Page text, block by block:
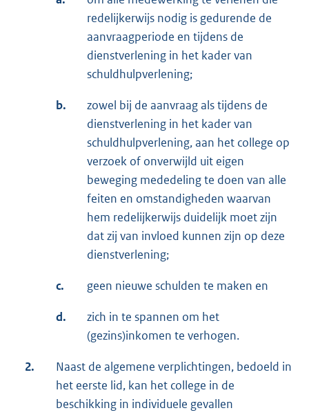
redelijkerwijs nodig is gedurende de
aanvraagperiode en tijdens de
dienstverlening in het kader van
schuldhulpverlening;
b.
zowel bij de aanvraag als tijdens de
dienstverlening in het kader van
schuldhulpverlening, aan het college op
verzoek of onverwijld uit eigen
beweging mededeling te doen van alle
feiten en omstandigheden waarvan
hem redelijkerwijs duidelijk moet zijn
dat zij van invloed kunnen zijn op deze
dienstverlening;
c. geen nieuwe schulden te maken en
d.
zich in te spannen om het
(gezins)inkomen te verhogen.
2.
Naast de algemene verplichtingen, bedoeld in
het eerste lid, kan het college in de
beschikking in individuele gevallen